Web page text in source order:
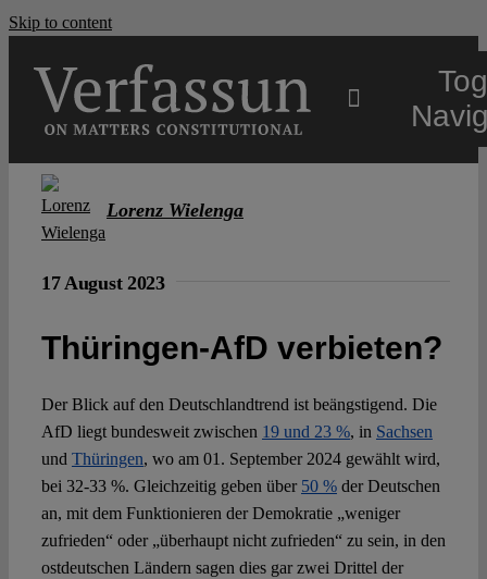
Skip to content
Open Access
Authors
Spotlight
Lorenz Wielenga
17 August 2023
Thüringen-AfD verbieten?
Der Blick auf den Deutschlandtrend ist beängstigend. Die
AfD liegt bundesweit zwischen 19 und 23 %, in Sachsen
und Thüringen, wo am 01. September 2024 gewählt wird,
bei 32-33 %. Gleichzeitig geben über 50 %der Deutschen
an, mit dem Funktionieren der Demokratie „weniger
zufrieden“ oder „überhaupt nicht zufrieden“ zu sein, in den
ostdeutschen Ländern sagen dies gar zwei Drittel der